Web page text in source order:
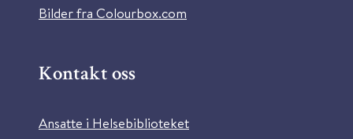
Bilder fra Colourbox.com
Kontakt oss
Ansatte i Helsebiblioteket